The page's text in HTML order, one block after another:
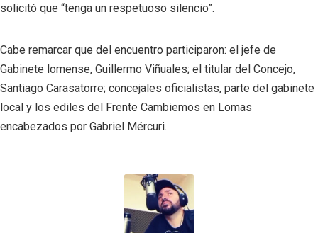
solicitó que “tenga un respetuoso silencio”.
Cabe remarcar que del encuentro participaron: el jefe de
Gabinete lomense, Guillermo Viñuales; el titular del Concejo,
Santiago Carasatorre; concejales oficialistas, parte del gabinete
local y los ediles del Frente Cambiemos en Lomas
encabezados por Gabriel Mércuri.